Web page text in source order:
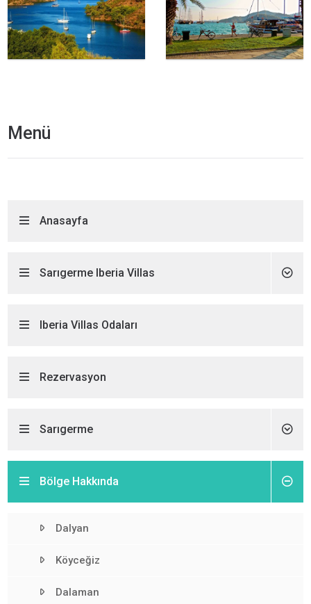
Menü
Anasayfa
Sarıgerme Iberia Villas
Iberia Villas Odaları
Rezervasyon
Sarıgerme
Bölge Hakkında
Dalyan
Köyceğiz
Dalaman